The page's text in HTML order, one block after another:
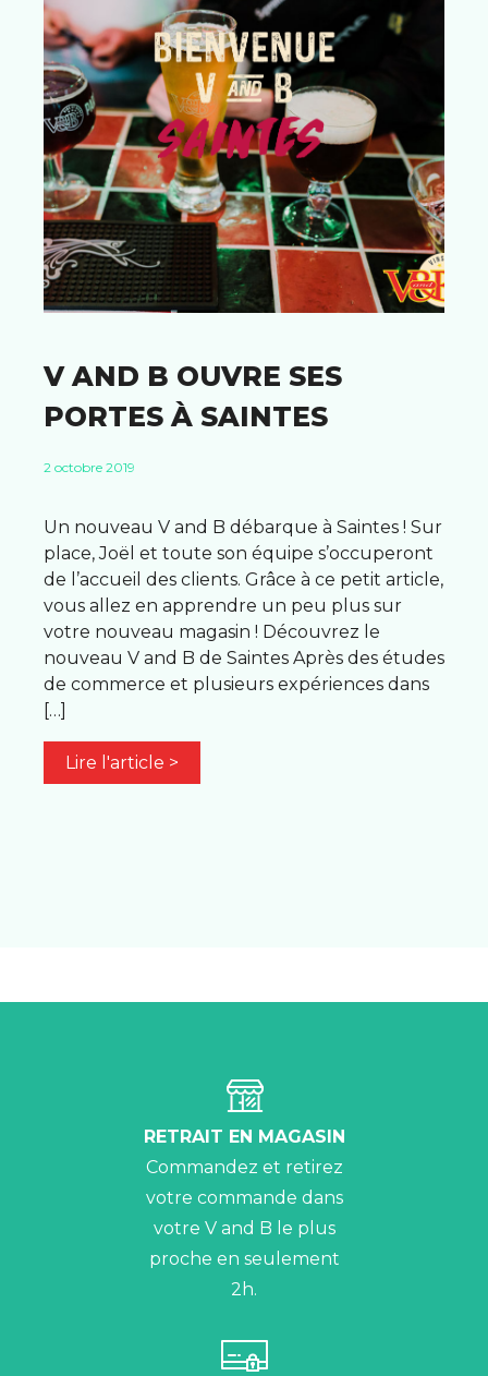
V AND B OUVRE SES
PORTES À SAINTES
2 octobre 2019
Un nouveau V and B débarque à Saintes ! Sur
place, Joël et toute son équipe s’occuperont
de l’accueil des clients. Grâce à ce petit article,
vous allez en apprendre un peu plus sur
votre nouveau magasin ! Découvrez le
nouveau V and B de Saintes Après des études
de commerce et plusieurs expériences dans
[…]
Lire l'article >
RETRAIT EN MAGASIN
Commandez et retirez
votre commande dans
votre V and B le plus
proche en seulement
2h.